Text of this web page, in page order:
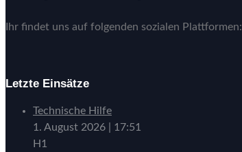
Ihr findet uns auf folgenden sozialen Plattformen:
Letzte Einsätze
Technische Hilfe
1. August 2026
17:51
H1